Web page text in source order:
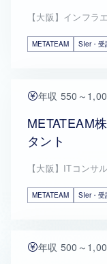
【大阪】インフラ
METATEAM SIer・受
年収 550～
METATEAM
タント
【大阪】ITコンサ
METATEAM SIer・受
年収 500～